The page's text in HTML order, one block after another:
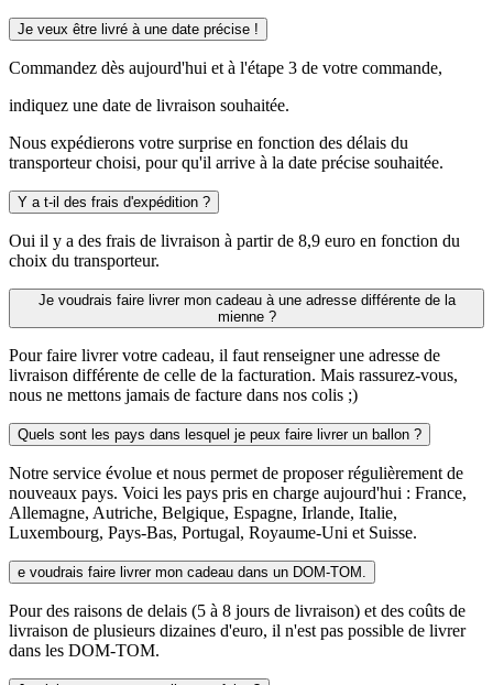
Je veux être livré à une date précise !
Commandez dès aujourd'hui et à l'étape 3 de votre commande,
indiquez une date de livraison souhaitée.
Nous expédierons votre surprise en fonction des délais du
transporteur choisi, pour qu'il arrive à la date précise souhaitée.
Y a t-il des frais d'expédition ?
Oui il y a des frais de livraison à partir de 8,9 euro en fonction du
choix du transporteur.
Je voudrais faire livrer mon cadeau à une adresse différente de la
mienne ?
Pour faire livrer votre cadeau, il faut renseigner une adresse de
livraison différente de celle de la facturation. Mais rassurez-vous,
nous ne mettons jamais de facture dans nos colis ;)
Quels sont les pays dans lesquel je peux faire livrer un ballon ?
Notre service évolue et nous permet de proposer régulièrement de
nouveaux pays. Voici les pays pris en charge aujourd'hui : France,
Allemagne, Autriche, Belgique, Espagne, Irlande, Italie,
Luxembourg, Pays-Bas, Portugal, Royaume-Uni et Suisse.
e voudrais faire livrer mon cadeau dans un DOM-TOM.
Pour des raisons de delais (5 à 8 jours de livraison) et des coûts de
livraison de plusieurs dizaines d'euro, il n'est pas possible de livrer
dans les DOM-TOM.